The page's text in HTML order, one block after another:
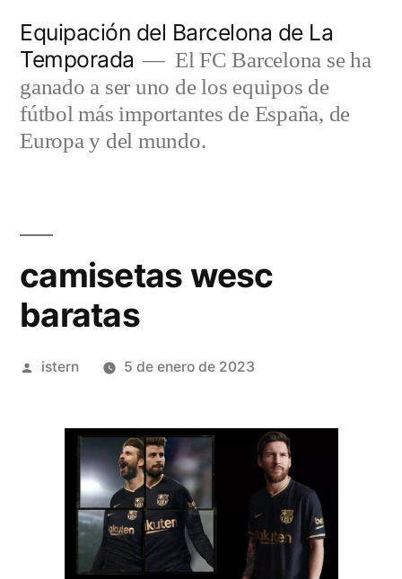
contenido
Equipación del Barcelona de La
Temporada
El FC Barcelona se ha
ganado a ser uno de los equipos de
fútbol más importantes de España, de
Europa y del mundo.
camisetas wesc
baratas
Publicado
istern 5 de enero de 2023